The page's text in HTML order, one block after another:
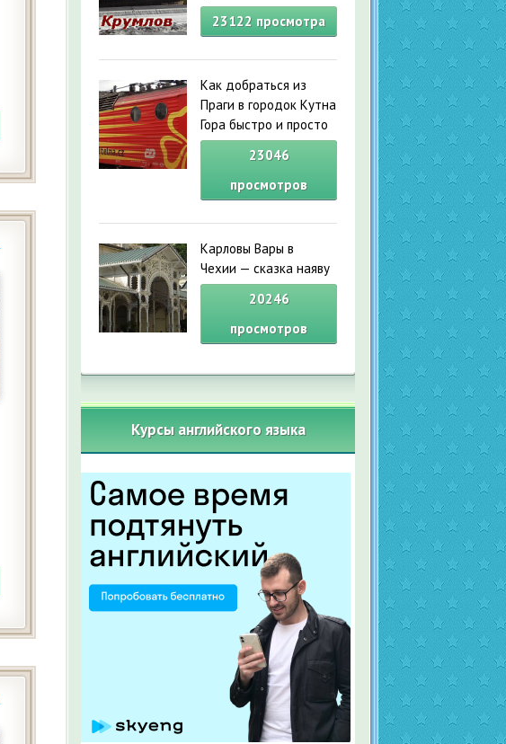
23122 просмотра
Как добраться из
Праги в городок Кутна
Гора быстро и просто
23046
просмотров
Карловы Вары в
Чехии — сказка наяву
20246
просмотров
Курсы английского языка